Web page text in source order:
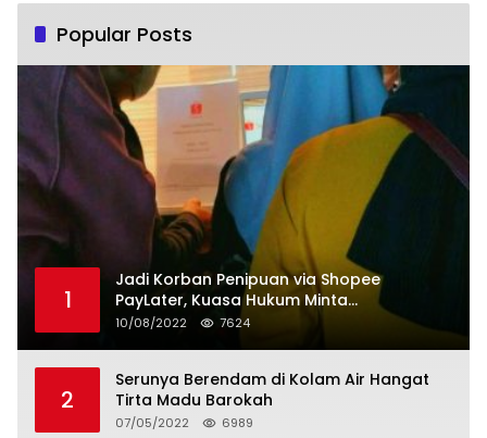
Popular Posts
1
Jadi Korban Penipuan via Shopee
PayLater, Kuasa Hukum Minta
Penangguhan Tagihan dan Hapus Bunga
10/08/2022 7624
2
Serunya Berendam di Kolam Air Hangat
Tirta Madu Barokah
07/05/2022 6989